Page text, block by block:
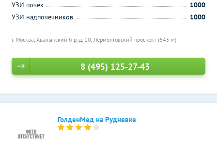
г. Москва, Хвалынский б-р, д. 10, Лермонтовский проспект (645 м)
УЗИ почек
1000
УЗИ надпочечников
1000
8 (495) 125-27-43
ГолденМед на Рудневке